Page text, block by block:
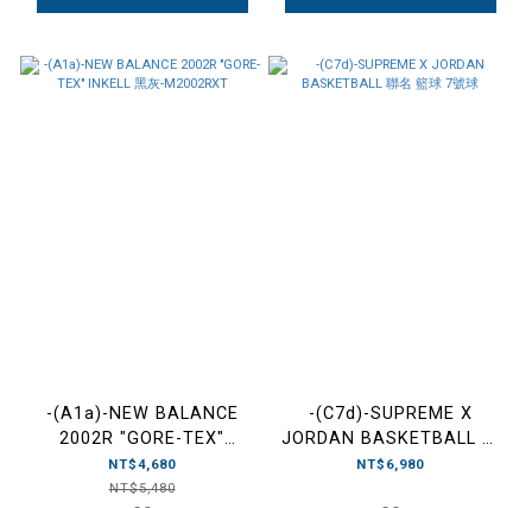
-(A1a)-NEW BALANCE
2002R "GORE-TEX"
INKELL 黑灰-M2002RXT
NT$4,680
NT$5,480
-(C7d)-SUPREME X
JORDAN BASKETBALL 聯
名 籃球 7號球
NT$6,980